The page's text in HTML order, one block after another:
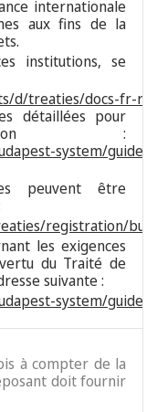
internationale
aux fins de la
institutions, se
d/treaties/docs-fr-
détaillées pour
:
system/guide/
peuvent être
registration/
les exigences
du Traité de
suivante :
system/guide/
à compter de la
doit fournir